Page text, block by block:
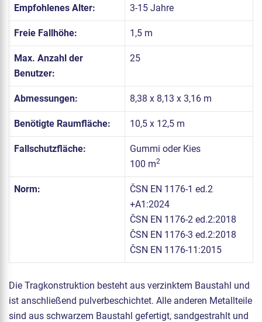
Empfohlenes Alter: 3-15 Jahre
Freie Fallhöhe: 1,5 m
Max. Anzahl der
Benutzer:
25
Abmessungen: 8,38 x 8,13 x 3,16 m
Benötigte Raumfläche: 10,5 x 12,5 m
Fallschutzfläche:
Gummi oder Kies
100 m2
Norm:
ČSN EN 1176-1 ed.2
+A1:2024
ČSN EN 1176-2 ed.2:2018
ČSN EN 1176-3 ed.2:2018
ČSN EN 1176-11:2015
Die Tragkonstruktion besteht aus verzinktem Baustahl und
ist anschließend pulverbeschichtet. Alle anderen Metallteile
sind aus schwarzem Baustahl gefertigt, sandgestrahlt und